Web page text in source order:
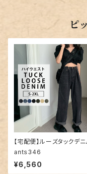
ピ
【宅配便】ルーズタックデ
ants346
¥6,560